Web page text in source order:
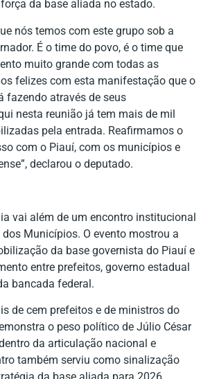
da base aliada no estado.
nós temos com este grupo sob a
É o time do povo, é o time que
muito grande com todas as
felizes com esta manifestação que o
fazendo através de seus
nesta reunião já tem mais de mil
pela entrada. Reafirmamos o
com o Piauí, com os municípios e
declarou o deputado.
vai além de um encontro institucional
Municípios. O evento mostrou a
da base governista do Piauí e
entre prefeitos, governo estadual
bancada federal.
de cem prefeitos e de ministros do
o peso político de Júlio César
da articulação nacional e
também serviu como sinalização